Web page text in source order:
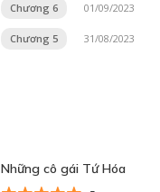
Chương 6 01/09/2023
Chương 5 31/08/2023
Những cô gái Tứ Hóa